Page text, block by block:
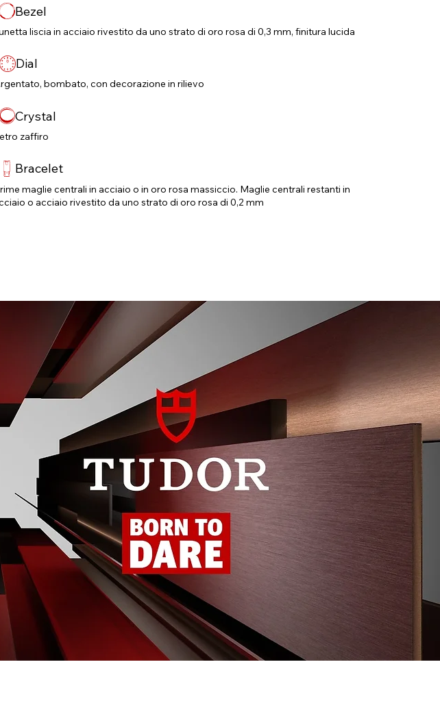
Bezel
liscia in acciaio rivestito da uno strato di oro rosa di 0,3 mm, finitura lucida
Dial
bombato, con decorazione in rilievo
Crystal
zaffiro
Bracelet
maglie centrali in acciaio o in oro rosa massiccio. Maglie centrali restanti in
o acciaio rivestito da uno strato di oro rosa di 0,2 mm